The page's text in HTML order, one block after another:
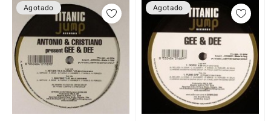
Agotado Agotado